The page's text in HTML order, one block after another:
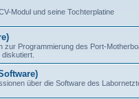
Modul und seine Tochterplatine
zur Programmierung des Port-
über die Software des